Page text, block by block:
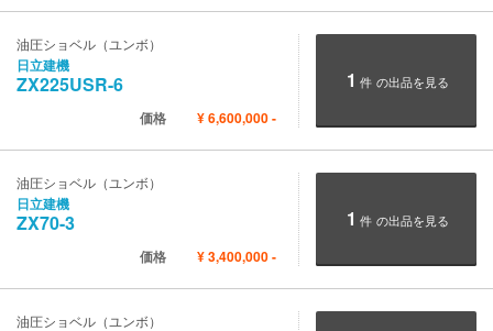
油圧ショベル（ユンボ）
日立建機
ZX225USR-6
価格 ¥6,600,000-
1 件 の出品を見る
油圧ショベル（ユンボ）
日立建機
ZX70-3
価格 ¥3,400,000-
1 件 の出品を見る
油圧ショベル（ユンボ）